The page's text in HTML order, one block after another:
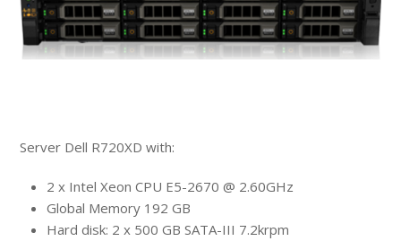
Server Dell R720XD with:
2 x Intel Xeon CPU E5-2670 @ 2.60GHz
Global Memory 192 GB
Hard disk: 2 x 500 GB SATA-III 7.2krpm